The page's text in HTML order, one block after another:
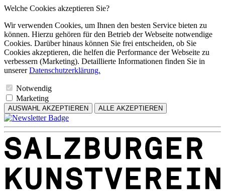
Welche Cookies akzeptieren Sie?
Wir verwenden Cookies, um Ihnen den besten Service bieten zu
können. Hierzu gehören für den Betrieb der Webseite notwendige
Cookies. Darüber hinaus können Sie frei entscheiden, ob Sie
Cookies akzeptieren, die helfen die Performance der Webseite zu
verbessern (Marketing). Detaillierte Informationen finden Sie in
unsererDatenschutzerklärung.
Notwendig
Marketing
AUSWAHL AKZEPTIEREN ALLE AKZEPTIEREN